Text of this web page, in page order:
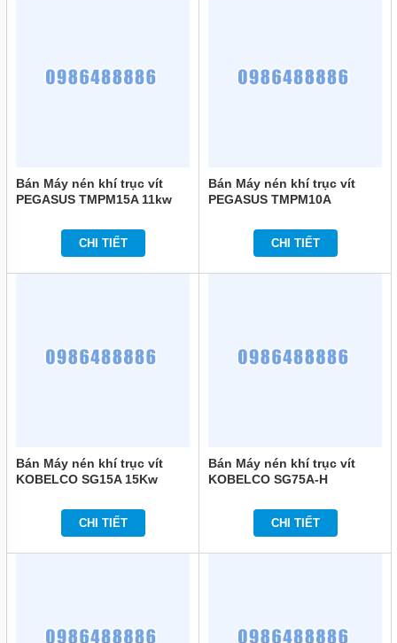
Bán Máy nén khí trục vít
PEGASUS TMPM15A 11kw
CHI TIẾT
Bán Máy nén khí trục vít
PEGASUS TMPM10A
CHI TIẾT
Bán Máy nén khí trục vít
KOBELCO SG15A 15Kw
CHI TIẾT
Bán Máy nén khí trục vít
KOBELCO SG75A-H
CHI TIẾT